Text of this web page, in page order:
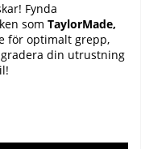
Fynda
som TaylorMade,
för optimalt grepp,
din utrustning